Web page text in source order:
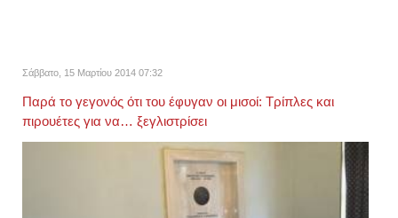
Σάββατο, 15 Μαρτίου 2014 07:32
Παρά το γεγονός ότι του έφυγαν οι μισοί: Τρίπλες και
πιρουέτες για να… ξεγλιστρίσει